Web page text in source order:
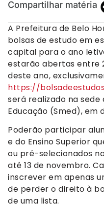
Compartilhar matéria
A Prefeitura de Belo
bolsas de estudo em
capital para o ano
estarão abertas entre
deste ano,
https://
será realizado na
Educação (Smed), em
Poderão participar
e do Ensino Superior
ou pré-selecionados
até 13 de novembro.
inscrever em apenas
de perder o direito à
de uma lista.